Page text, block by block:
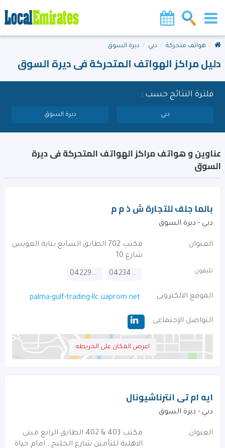
هواتف متحركة دبي ديرة السوق
دليل مراكز الهواتف المتحركة فى ديرة السوق
فلترة النتائج حسب :
دبي ديرة السوق
عناوين و هواتف مراكز الهواتف المتحركة فى ديرة
السوق
بالما جلف للتجارة ش ذ م م
دبي - ديرة السوق
العنوان
مكتب 702 الطابق السابع بناية العويس
شارع 10
تليفون 042347664
042295842
الموقع الالكترونى palma-gulf-trading-llc.uaprom.net
التواصل الإجتماعى
اعرض المكان على الخريطه
ايه ام تى انترناشيونال
دبي - ديرة السوق
العنوان
مكتب 403 & 402 الطابق الرابع مبنى
الاهلية للتأمين شارع الخليج . امام حياة